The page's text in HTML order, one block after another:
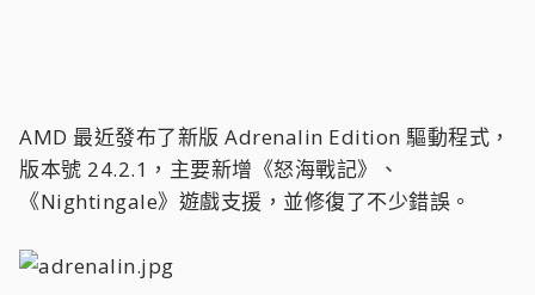
AMD 最近發布了新版 Adrenalin Edition 驅動程式，
版本號 24.2.1，主要新增《怒海戰記》、
《Nightingale》遊戲支援，並修復了不少錯誤。